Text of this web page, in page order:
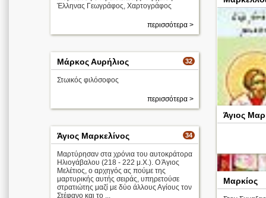
Έλληνας Γεωγράφος, Χαρτογράφος
περισσότερα >
32
Μάρκος Αυρήλιος
Στωικός φιλόσοφος
περισσότερα >
Άγιος
34
Άγιος Μαρκελίνος
Μαρτύρησαν στα χρόνια του αυτοκράτορα
Ηλιογάβαλου (218 - 222 μ.Χ.). Ο Άγιος
Μελέτιος, ο αρχηγός ας πούμε της
μαρτυρικής αυτής σειράς, υπηρετούσε
στρατιώτης μαζί με δύο άλλους Αγίους τον
Στέφανο και το ...
Μαρκίος